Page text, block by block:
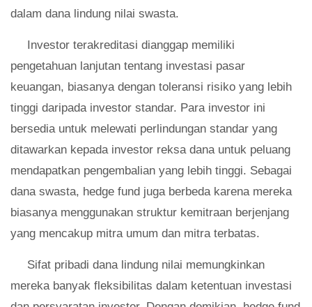
dalam dana lindung nilai swasta.
Investor terakreditasi dianggap memiliki
pengetahuan lanjutan tentang investasi pasar
keuangan, biasanya dengan toleransi risiko yang lebih
tinggi daripada investor standar. Para investor ini
bersedia untuk melewati perlindungan standar yang
ditawarkan kepada investor reksa dana untuk peluang
mendapatkan pengembalian yang lebih tinggi. Sebagai
dana swasta, hedge fund juga berbeda karena mereka
biasanya menggunakan struktur kemitraan berjenjang
yang mencakup mitra umum dan mitra terbatas.
Sifat pribadi dana lindung nilai memungkinkan
mereka banyak fleksibilitas dalam ketentuan investasi